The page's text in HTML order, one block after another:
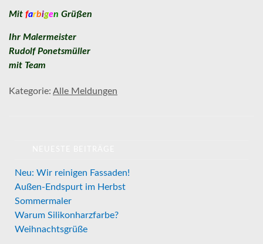
Mit farbigen Grüßen
Ihr Malermeister
Rudolf Ponetsmüller
mit Team
Kategorie: Alle Meldungen
Neu: Wir reinigen Fassaden!
Außen-Endspurt im Herbst
Sommermaler
Warum Silikonharzfarbe?
Weihnachtsgrüße